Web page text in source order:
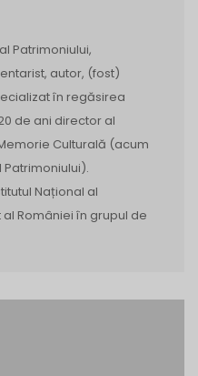
Patrimoniului,
autor, (fost)
în regăsirea
de ani director al
Culturală (acum
Patrimoniului).
Național al
României în grupul de